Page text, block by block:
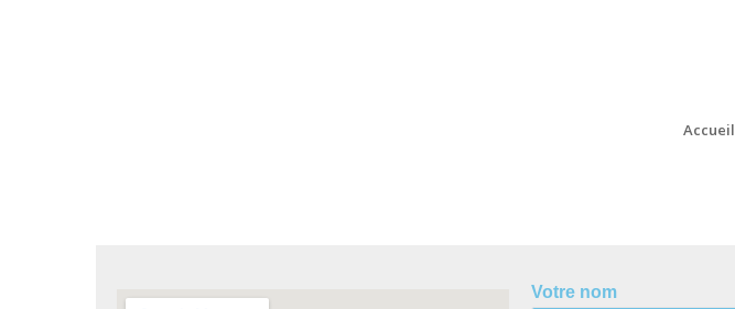
Accueil
Votre nom